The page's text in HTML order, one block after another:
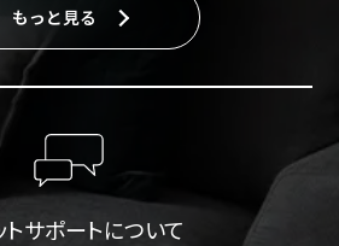
もっと見る
トサポートについて